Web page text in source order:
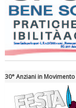
Tiziano Pesce a
30° Anziani in